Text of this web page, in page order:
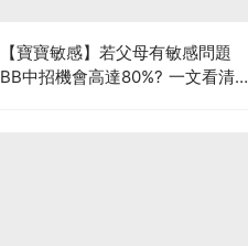
【寶寶敏感】若父母有敏感問題
BB中招機會高達80%? 一文看清預